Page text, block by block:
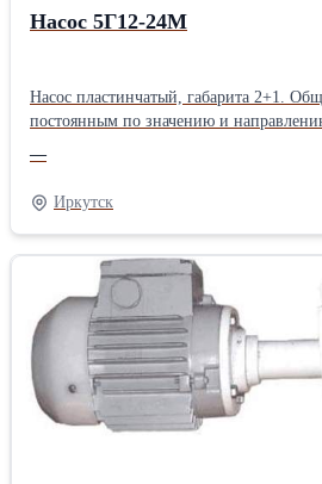
Насос 5Г12-24М
Насос пластинчатый, габарита 2+1. Общие сведения. Насос с
постоянным по значению и
минерального масла с вязкостью от 17
гидросистемы машин, станков и
температуре масла от 10 до 55 оС и
среды от 1 до 40 оС. Масло,
отфильтровано от частиц размером
изготавливаются с правым
часовой стрелке, если смотреть со
Технические характеристики: Номинальное/максимальное
давление, МПа 6,3/7,0 Минимальная/Номинальная/
Максимальная частота вращения , об/мин 600/960/
Номинальная подача, л/мин 5,8/ 69,9 Номинальная мощность.
кВт 10,1 Масса, кг 33 Габаритные и присоединительные
—
Иркутск